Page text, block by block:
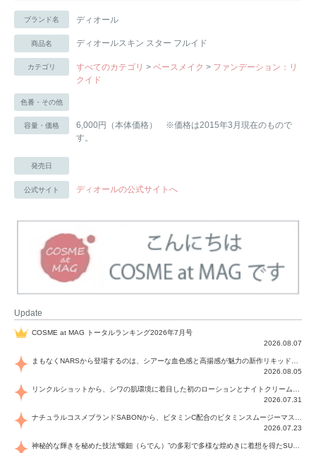
ブランド名 ディオール
商品名 ディオールスキン スター フルイド
カテゴリ すべてのカテゴリ > ベースメイク > ファンデーション：リ
クイド
色番・その他
容量・価格
6,000円（本体価格） ※価格は2015年3月現在のもので
す。
発売日
公式サイト ディオールの公式サイトへ
Update
COSME at MAG トータルランキング2026年7月号
2026.08.07
2026.08.05
2026.07.31
2026.07.23